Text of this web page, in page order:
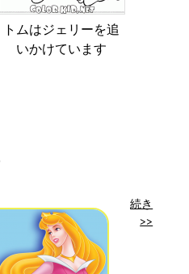
トムはジェリーを追
いかけています
続き
>>